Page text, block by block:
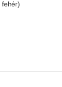
fehér)